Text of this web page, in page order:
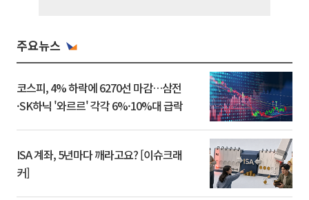
주요뉴스
코스피, 4% 하락에 6270선 마감…삼전
·SK하닉 '와르르' 각각 6%·10%대 급락
ISA 계좌, 5년마다 깨라고요? [이슈크래
커]